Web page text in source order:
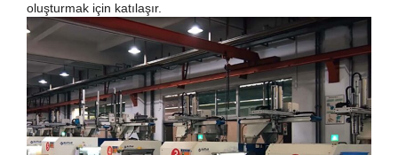
oluşturmak için katılaşır.